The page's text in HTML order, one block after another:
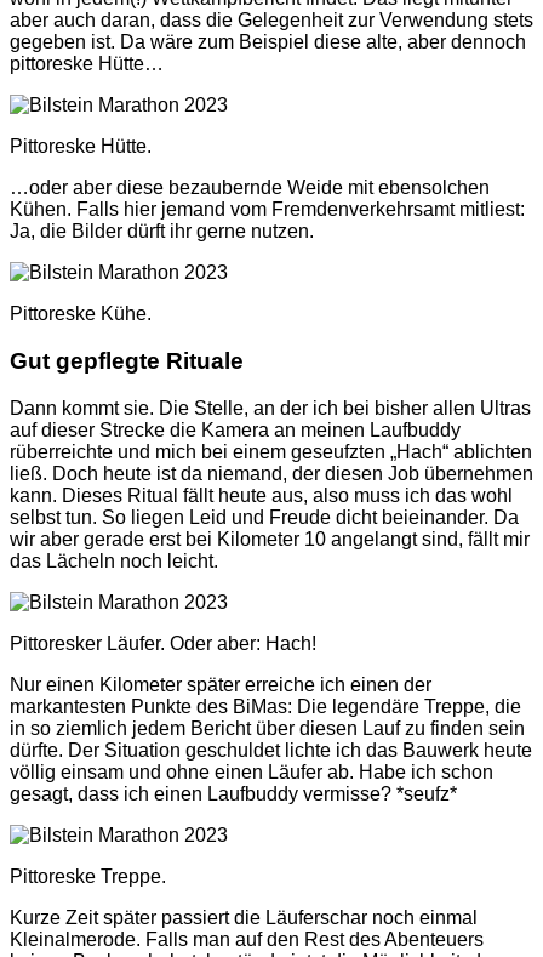
aber auch daran, dass die Gelegenheit zur Verwendung stets
gegeben ist. Da wäre zum Beispiel diese alte, aber dennoch
pittoreske Hütte…
Pittoreske Hütte.
…oder aber diese bezaubernde Weide mit ebensolchen
Kühen. Falls hier jemand vom Fremdenverkehrsamt mitliest:
Ja, die Bilder dürft ihr gerne nutzen.
Pittoreske Kühe.
Gut gepflegte Rituale
Dann kommt sie. Die Stelle, an der ich bei bisher allen Ultras
auf dieser Strecke die Kamera an meinen Laufbuddy
rüberreichte und mich bei einem geseufzten „Hach“ ablichten
ließ. Doch heute ist da niemand, der diesen Job übernehmen
kann. Dieses Ritual fällt heute aus, also muss ich das wohl
selbst tun. So liegen Leid und Freude dicht beieinander. Da
wir aber gerade erst bei Kilometer 10 angelangt sind, fällt mir
das Lächeln noch leicht.
Pittoresker Läufer. Oder aber: Hach!
Nur einen Kilometer später erreiche ich einen der
markantesten Punkte des BiMas: Die legendäre Treppe, die
in so ziemlich jedem Bericht über diesen Lauf zu finden sein
dürfte. Der Situation geschuldet lichte ich das Bauwerk heute
völlig einsam und ohne einen Läufer ab. Habe ich schon
gesagt, dass ich einen Laufbuddy vermisse? *seufz*
Pittoreske Treppe.
Kurze Zeit später passiert die Läuferschar noch einmal
Kleinalmerode. Falls man auf den Rest des Abenteuers